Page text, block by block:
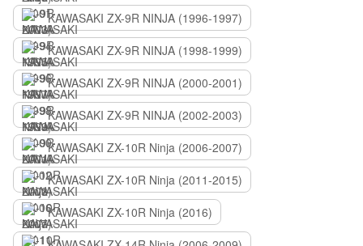
KAWASAKI ZX-9R NINJA (1996-1997)
KAWASAKI ZX-9R NINJA (1998-1999)
KAWASAKI ZX-9R NINJA (2000-2001)
KAWASAKI ZX-9R NINJA (2002-2003)
KAWASAKI ZX-10R Ninja (2006-2007)
KAWASAKI ZX-10R Ninja (2011-2015)
KAWASAKI ZX-10R Ninja (2016)